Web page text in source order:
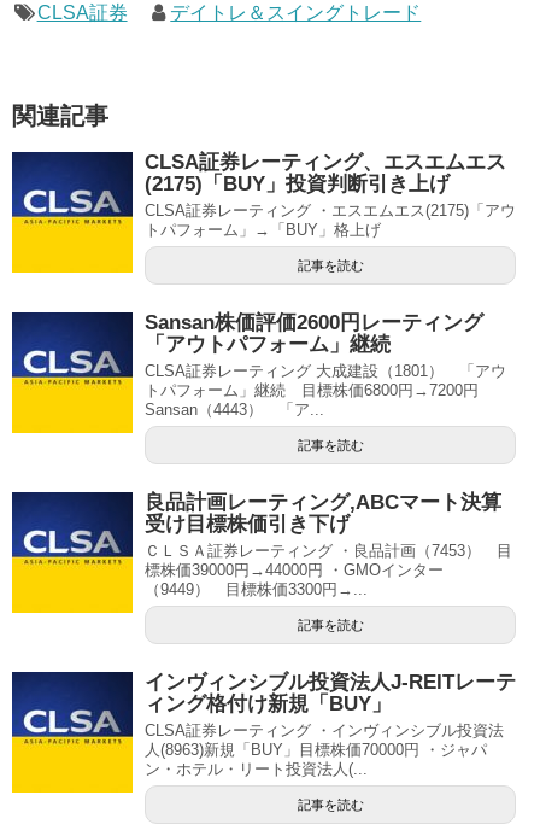
CLSA証券 デイトレ＆スイングトレード
関連記事
CLSA証券レーティング、エスエムエス
(2175)「BUY」投資判断引き上げ
CLSA証券レーティング ・エスエムエス(2175)「アウ
トパフォーム」→「BUY」格上げ
記事を読む
Sansan株価評価2600円レーティング
「アウトパフォーム」継続
CLSA証券レーティング 大成建設（1801） 「アウ
トパフォーム」継続 目標株価6800円→7200円
Sansan（4443） 「ア...
記事を読む
良品計画レーティング,ABCマート決算
受け目標株価引き下げ
ＣＬＳＡ証券レーティング ・良品計画（7453） 目
標株価39000円→44000円 ・GMOインター
（9449） 目標株価3300円→...
記事を読む
インヴィンシブル投資法人J-REITレーテ
ィング格付け新規「BUY」
CLSA証券レーティング ・インヴィンシブル投資法
人(8963)新規「BUY」目標株価70000円 ・ジャパ
ン・ホテル・リート投資法人(...
記事を読む